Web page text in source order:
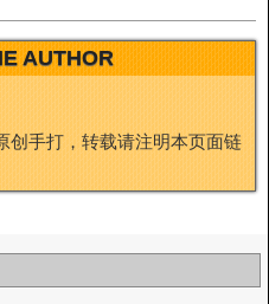
k n s b
AUTHOR
创手打，转载请注明本页面链